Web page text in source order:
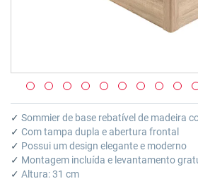
Saltar
para
o
início
da
Galeria
✓ Sommier de base rebatível de madeira
✓ Com tampa dupla e abertura frontal
✓ Possui um design elegante e moderno
✓ Montagem incluída e levantamento
✓ Altura: 31 cm